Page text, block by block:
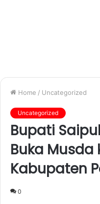
Home / Uncategorized
Uncategorized
Bupati
Buka Musda
Kabupaten
0